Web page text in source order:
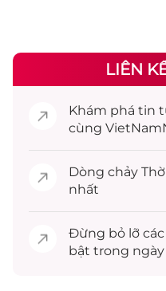
LIÊN
Khám phá tin
cùng
Dòng chảy
nhất
Đừng bỏ lỡ
bật trong ngày